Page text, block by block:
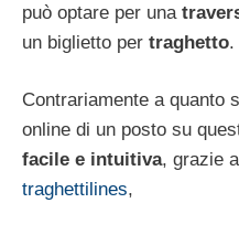
può optare per una
un biglietto per traghetto.
Contrariamente a quanto
online di un posto su
facile e intuitiva, grazie
traghettilines,